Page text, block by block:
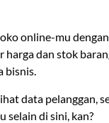
online-mu
dan stok
bisnis.
data pelanggan,
selain di sini, kan?